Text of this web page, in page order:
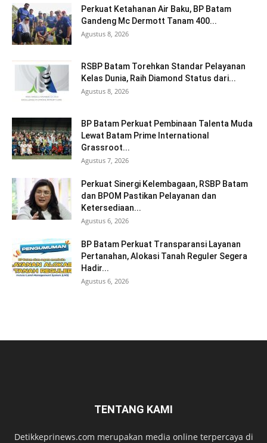
Perkuat Ketahanan Air Baku, BP Batam
Gandeng Mc Dermott Tanam 400...
Agustus 8, 2026
RSBP Batam Torehkan Standar Pelayanan
Kelas Dunia, Raih Diamond Status dari...
Agustus 8, 2026
BP Batam Perkuat Pembinaan Talenta Muda
Lewat Batam Prime International
Grassroot...
Agustus 7, 2026
Perkuat Sinergi Kelembagaan, RSBP Batam
dan BPOM Pastikan Pelayanan dan
Ketersediaan...
Agustus 6, 2026
BP Batam Perkuat Transparansi Layanan
Pertanahan, Alokasi Tanah Reguler Segera
Hadir...
Agustus 6, 2026
TENTANG KAMI
Detikkeprinews.com merupakan media online terpercaya di